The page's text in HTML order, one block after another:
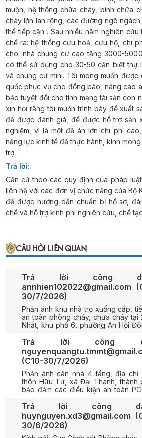
muộn, hệ thống chữa cháy, bình chữa
cháy lớn lan rộng, các đường ngõ
thể tiếp cận . Sau nhiều năm nghiên
chế ra: hệ thống cứu hoả, cứu hộ, chi
cho: nhà chung cư cao tầng 3000-
có thể sử dụng cho 30-50 căn biệt thự
và chung cư mini. Tôi mong muốn
quốc phục vụ cho đồng bào, nâng cao
bảo tuyệt đối cho tính mạng tài sản con
xin hỏi rằng tôi muốn trình bày đề xuất
đề được đánh giá, để được hỗ trợ sản
nghiệm, vì là một đề án lớn chi phí
năng lực kinh tế để thực hành, kính
trợ.
Trả lời:
Căn cứ theo các quy định của pháp
liên hệ với các đơn vị chức năng của Bộ
để được hướng dẫn chuẩn bị hồ sơ,
chế và hỗ trợ kinh phí nghiên cứu, chế
CÂU HỎI LIÊN QUAN
Trả lời công
annhien102022@gmail.com
30/7/2026)
Phản ánh khu nhà trọ xuống cấp,
an toàn phòng cháy, chữa cháy tại
Nhất, khu phố 6, phường An Hội
Trả lời công
(C10-30/7/2026)
Phản ánh căn nhà 4 tầng, địa
thôn Hữu Từ, xã Đại Thanh, thành
bảo đảm các điều kiện an toàn
thuê nhà chấp hành các quy định
Trả lời công
huynguyen.xd3@gmail.com
30/6/2026)